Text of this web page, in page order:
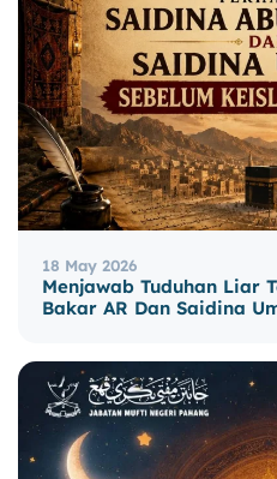
18 May 2026
Menjawab Tuduhan Liar
Bakar AR Dan Saidina